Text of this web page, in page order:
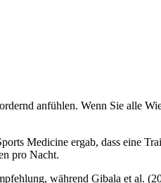
anfühlen. Wenn Sie alle
Medicine ergab, dass eine
pro Nacht.
während Gibala et al.